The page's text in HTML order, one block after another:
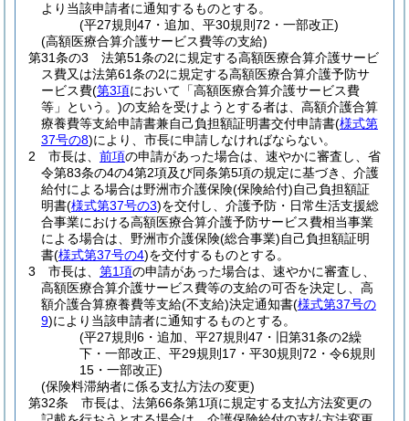
より当該申請者に通知するものとする。
(平27規則47・追加、平30規則72・一部改正)
(高額医療合算介護サービス費等の支給)
第31条の3
法第51条の2に規定する高額医療合算介護サービ
ス費又は法第61条の2に規定する高額医療合算介護予防サ
ービス費(第3項において「高額医療合算介護サービス費
等」という。)の支給を受けようとする者は、高額介護合算
療養費等支給申請書兼自己負担額証明書交付申請書(様式第
37号の8)により、市長に申請しなければならない。
2
市長は、 前項の申請があった場合は、速やかに審査し、省
令第83条の4の4第2項及び同条第5項の規定に基づき、介護
給付による場合は野洲市介護保険(保険給付)自己負担額証
明書(様式第37号の3)を交付し、介護予防・日常生活支援総
合事業における高額医療合算介護予防サービス費相当事業
による場合は、野洲市介護保険(総合事業)自己負担額証明
書(様式第37号の4)を交付するものとする。
3
市長は、 第1項の申請があった場合は、速やかに審査し、
高額医療合算介護サービス費等の支給の可否を決定し、高
額介護合算療養費等支給(不支給)決定通知書(様式第37号の
9)により当該申請者に通知するものとする。
(平27規則6・追加、平27規則47・旧第31条の2繰
下・一部改正、平29規則17・平30規則72・令6規則
15・一部改正)
(保険料滞納者に係る支払方法の変更)
第32条
市長は、法第66条第1項に規定する支払方法変更の